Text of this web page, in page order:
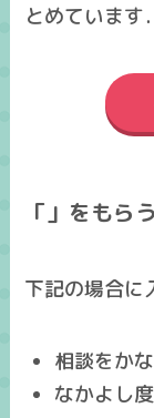
とめています．
「」をもら
下記の場合に
相談をか
なかよし